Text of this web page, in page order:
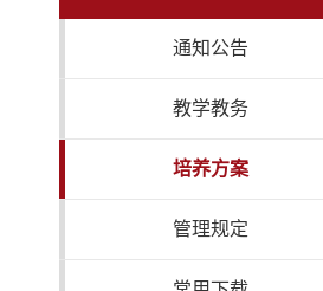
通知公告
教学教务
培养方案
管理规定